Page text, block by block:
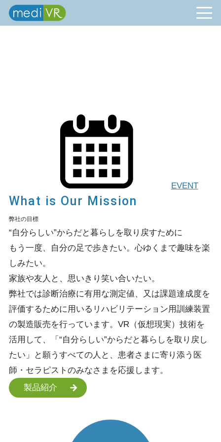
EVENT
What is Our Mission
弊社の目標
“自分らしい”からだと暮らしを取り戻すために
もう一度、自分の足で歩きたい。心ゆくまで趣味を楽
しみたい。
家族や友人と、思いきり笑い合いたい。
弊社では診断治療に有用な測定値、又は課題達成度を
評価するために用いるリハビリテーション用訓練装置
の製造販売を行っています。VR（仮想現実）技術を
活用して、「“自分らしい”からだと暮らしを取り戻し
たい」と願うすべての人と、患者さまに寄り添う医
師・セラピストのみなさまを応援します。
製品紹介